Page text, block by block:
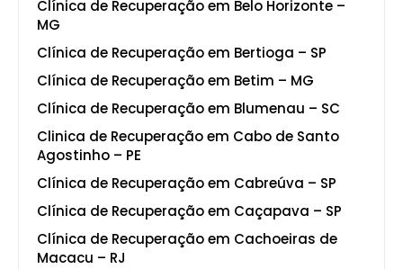
Clínica de Recuperação em Belo Horizonte –
MG
Clínica de Recuperação em Bertioga – SP
Clínica de Recuperação em Betim – MG
Clínica de Recuperação em Blumenau – SC
Clinica de Recuperação em Cabo de Santo
Agostinho – PE
Clínica de Recuperação em Cabreúva – SP
Clínica de Recuperação em Caçapava – SP
Clínica de Recuperação em Cachoeiras de
Macacu – RJ